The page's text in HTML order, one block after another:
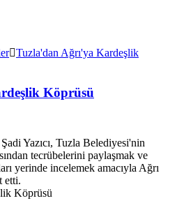
Tuzla'dan Ağrı'ya Kardeşlik
Köprüsü
Yazıcı, Tuzla Belediyesi'nin
tecrübelerini paylaşmak ve
yerinde incelemek amacıyla Ağrı
etti.